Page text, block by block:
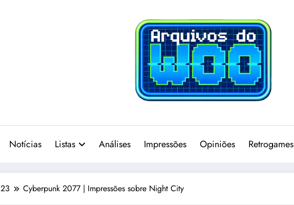
Notícias Listas Análises Impressões Opiniões Retrogames
23 Cyberpunk 2077 | Impressões sobre Night City